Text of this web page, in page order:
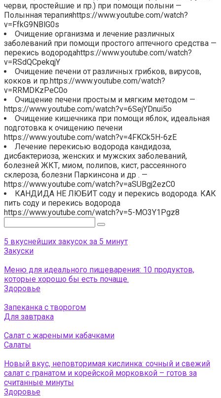
черви, простейшие и пр.) при помощи полыни —
Полынная терапияhttps://www.youtube.com/watch?
v=FfkG9NBlG0s
Очищение организма и лечение различных
заболеваний при помощи простого аптечного средства —
перекись водородаhttps://www.youtube.com/watch?
v=RSdQCpekqjY
Очищение печени от различных грибков, вирусов,
кокков и пр.https://www.youtube.com/watch?
v=RRMDKzPeC0o
Очищение печени простым и мягким методом —
https://www.youtube.com/watch?v=6SejYDnui5o
Очищение кишечника при помощи яблок, идеальная
подготовка к очищению печени
https://www.youtube.com/watch?v=4FKCk5H-6zE
Лечение перекисью водорода кандидоза,
дисбактериоза, женских и мужских заболеваний,
болезней ЖКТ, миом, полипов, кист, рассеянного
склероза, болезни Паркинсона и др . —
https://www.youtube.com/watch?v=aSUBgj2ezC0
КАНДИДА НЕ ЛЮБИТ соду и перекись водорода. КАК
пить соду и перекись водорода
https://www.youtube.com/watch?v=5-MO3Y1Pgz8
5 вкуснейших закусок за 5 минут
Закуски
Меню для идеального пищеварения: 10 продуктов,
которые хорошо бы есть почаще.
Здоровье
Запеканка с творогом
Для завтрака
Салат с жареными кабачками
Салаты
Новый вкус, неповторимая кислинка: сочный и свежий
салат с гранатом и корейской морковкой – готов за
считанные минуты
Здоровье